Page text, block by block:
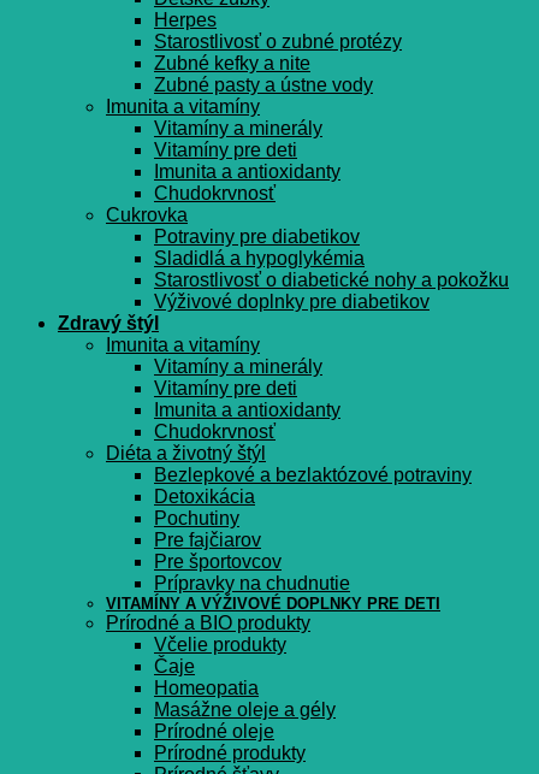
Herpes
Starostlivosť o zubné protézy
Zubné kefky a nite
Zubné pasty a ústne vody
Imunita a vitamíny
Vitamíny a minerály
Vitamíny pre deti
Imunita a antioxidanty
Chudokrvnosť
Cukrovka
Potraviny pre diabetikov
Sladidlá a hypoglykémia
Starostlivosť o diabetické nohy a pokožku
Výživové doplnky pre diabetikov
Zdravý štýl
Imunita a vitamíny
Vitamíny a minerály
Vitamíny pre deti
Imunita a antioxidanty
Chudokrvnosť
Diéta a životný štýl
Bezlepkové a bezlaktózové potraviny
Detoxikácia
Pochutiny
Pre fajčiarov
Pre športovcov
Prípravky na chudnutie
VITAMÍNY A VÝŽIVOVÉ DOPLNKY PRE DETI
Prírodné a BIO produkty
Včelie produkty
Čaje
Homeopatia
Masážne oleje a gély
Prírodné oleje
Prírodné produkty